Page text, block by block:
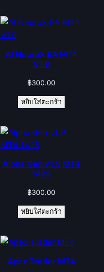
AI NeuroX EA MT4
V1.9
฿300.00
หยิบใส่ตะกร้า
Alpha Gen v1.9 MT4
1425
฿300.00
หยิบใส่ตะกร้า
Apex Trader MT4